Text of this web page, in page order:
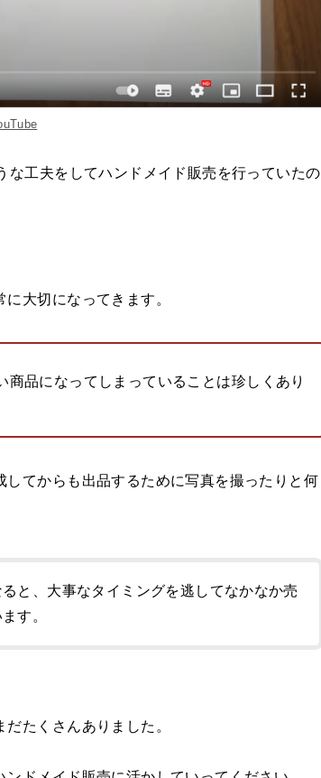
工夫をしてハンドメイド販売を行っていたの
大切になってきます。
品になってしまっていることは珍しくあり
てからも出品するために写真を撮ったりと何
と、大事なタイミングを逃してなかなか売
す。
たくさんありました。